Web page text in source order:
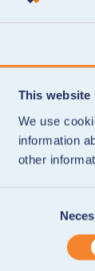
This website
We use
information
other